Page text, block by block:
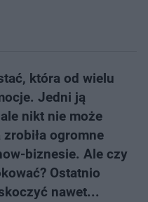
która od wielu
Jedni ją
nikt nie może
ogromne
biznesie. Ale czy
Ostatnio
nawet...